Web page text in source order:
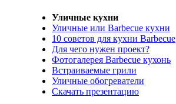
Уличные кухни
Уличные или Barbecue кухни
10 советов для кухни Barbecue
Для чего нужен проект?
Фотогалерея Barbecue кухонь
Встраиваемые грили
Уличные обогреватели
Скачать презентацию